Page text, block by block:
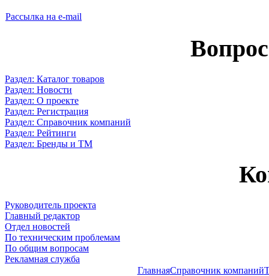
Рассылка на e-mail
Раздел: Каталог товаров
Раздел: Новости
Раздел: О проекте
Раздел: Регистрация
Раздел: Справочник компаний
Раздел: Рейтинги
Раздел: Бренды и ТМ
Руководитель проекта
Главный редактор
Отдел новостей
По техническим проблемам
По общим вопросам
Рекламная служба
ГлавнаяСправочник компаний